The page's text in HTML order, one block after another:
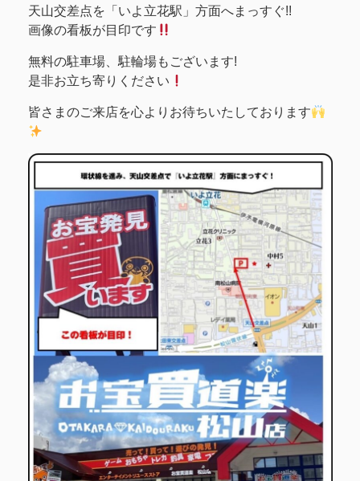
天山交差点を「いよ立花駅」方面へまっすぐ!!
画像の看板が目印です
無料の駐車場、駐輪場もございます!
是非お立ち寄りください
皆さまのご来店を心よりお待ちいたしております